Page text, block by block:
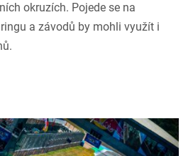
okruzích. Pojede se na
a závodů by mohli využít i